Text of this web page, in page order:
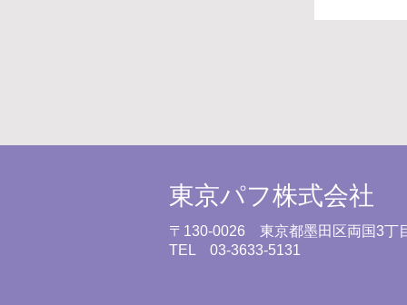
東京パフ株式会社
〒130-0026 東京都墨田区両国3
TEL 03-3633-5131